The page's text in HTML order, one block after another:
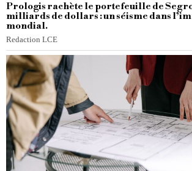
Prologis rachète le portefeuille de
milliards de dollars : un séisme dans
mondial.
Redaction LCE